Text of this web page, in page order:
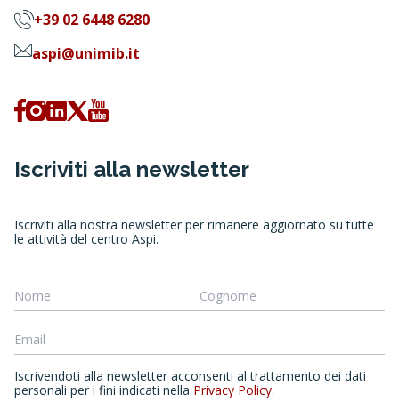
+39 02 6448 6280
aspi@unimib.it
Iscriviti alla newsletter
Iscriviti alla nostra newsletter per rimanere aggiornato su tutte
le attività del centro Aspi.
Iscrivendoti alla newsletter acconsenti al trattamento dei dati
personali per i fini indicati nella Privacy Policy.